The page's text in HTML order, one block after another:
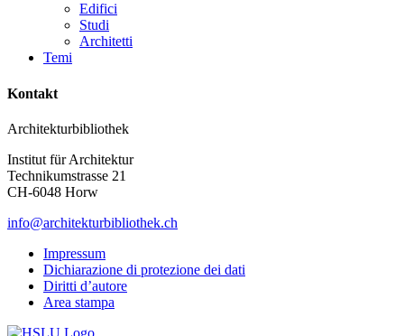
Edifici
Studi
Architetti
Temi
Kontakt
Architekturbibliothek
Institut für Architektur
Technikumstrasse 21
CH-6048 Horw
info@architekturbibliothek.ch
Impressum
Dichiarazione di protezione dei dati
Diritti d’autore
Area stampa